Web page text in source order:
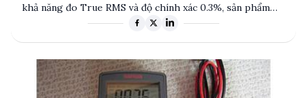
khả năng đo True RMS và độ chính xác 0.3%, sản phẩm
này đáp ứng nhu cầu đo lường đa dạng từ điện áp, dòng
năng đo nhiệt độ, phù hợp cho nhiều ứng dụng công
nghiệp và kỹ thuật.